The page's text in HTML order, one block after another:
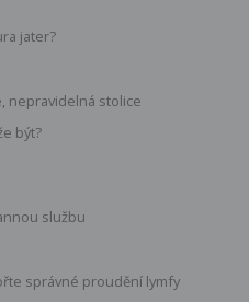
jater?
nepravidelná stolice
být?
službu
správné proudění lymfy